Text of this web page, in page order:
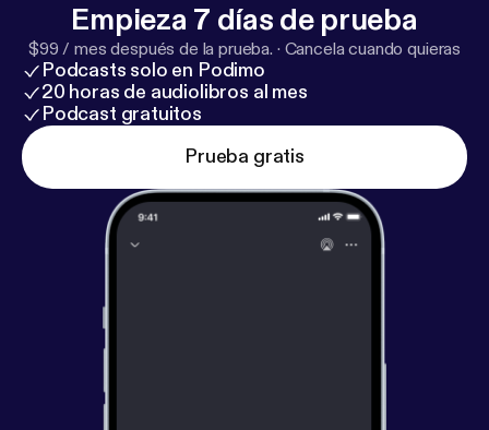
Empieza 7 días de prueba
$99 / mes después de la prueba. · Cancela cuando quieras
Podcasts solo en Podimo
20 horas de audiolibros al mes
Podcast gratuitos
Prueba gratis